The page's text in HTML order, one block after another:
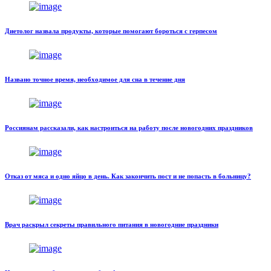
Диетолог назвала продукты, которые помогают бороться с герпесом
Названо точное время, необходимое для сна в течение дня
Россиянам рассказали, как настроиться на работу после новогодних праздников
Отказ от мяса и одно яйцо в день. Как закончить пост и не попасть в больницу?
Врач раскрыл секреты правильного питания в новогодние праздники